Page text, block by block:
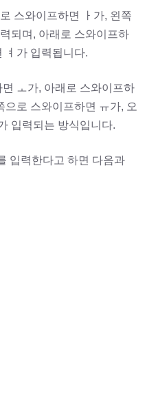
스와이프하면 ㅏ가, 왼쪽
되며, 아래로 스와이프하
ㅕ가 입력됩니다.
ㅗ가, 아래로 스와이프하
으로 스와이프하면 ㅠ가, 오
입력되는 방식입니다.
입력한다고 하면 다음과